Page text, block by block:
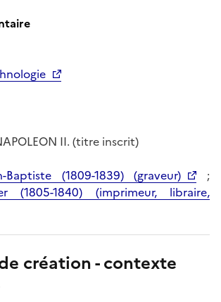
II. (titre inscrit)
Baptiste (1809-1839) (graveur)
;
(1805-1840) (imprimeur, libraire,
création - contexte